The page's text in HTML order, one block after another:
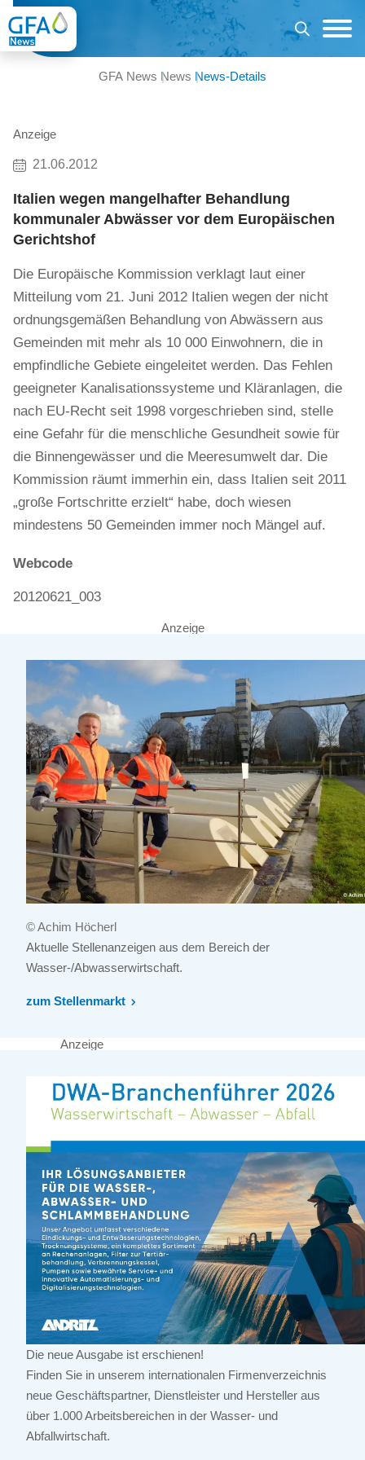
GFA News News News-Details
Anzeige
21.06.2012
Italien wegen mangelhafter Behandlung
kommunaler Abwässer vor dem Europäischen
Gerichtshof
Die Europäische Kommission verklagt laut einer
Mitteilung vom 21. Juni 2012 Italien wegen der nicht
ordnungsgemäßen Behandlung von Abwässern aus
Gemeinden mit mehr als 10 000 Einwohnern, die in
empfindliche Gebiete eingeleitet werden. Das Fehlen
geeigneter Kanalisationssysteme und Kläranlagen, die
nach EU-Recht seit 1998 vorgeschrieben sind, stelle
eine Gefahr für die menschliche Gesundheit sowie für
die Binnengewässer und die Meeresumwelt dar. Die
Kommission räumt immerhin ein, dass Italien seit 2011
„große Fortschritte erzielt“ habe, doch wiesen
mindestens 50 Gemeinden immer noch Mängel auf.
Webcode
20120621_003
Anzeige
© Achim Höcherl
Aktuelle Stellenanzeigen aus dem Bereich der
Wasser-/Abwasserwirtschaft.
zum Stellenmarkt
Anzeige
Die neue Ausgabe ist erschienen!
Finden Sie in unserem internationalen Firmenverzeichnis
neue Geschäftspartner, Dienstleister und Hersteller aus
über 1.000 Arbeitsbereichen in der Wasser- und
Abfallwirtschaft.